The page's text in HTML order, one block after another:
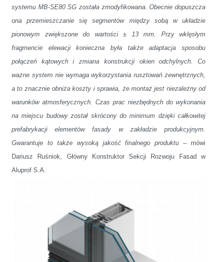
systemu MB-SE80 SG została zmodyfikowana. Obecnie dopuszcza
ona przemieszczanie się segmentów między sobą w układzie
pionowym zwiększone do wartości ± 13 mm. Przy wklęsłym
fragmencie elewacji konieczna była także adaptacja sposobu
połączeń kątowych i zmiana konstrukcji okien odchylnych. Co
ważne system nie wymaga wykorzystania rusztowań zewnętrznych,
a to znacznie obniża koszty i sprawia, że montaż jest niezależny od
warunków atmosferycznych. Czas prac niezbędnych do wykonania
na miejscu budowy został skrócony do minimum dzięki całkowitej
prefabrykacji elementów fasady w zakładzie produkcyjnym.
Gwarantuje to także wysoką jakość finalnego produktu– mówi
Dariusz Ruśniok, Główny Konstruktor Sekcji Rozwoju Fasad w
Aluprof S.A.